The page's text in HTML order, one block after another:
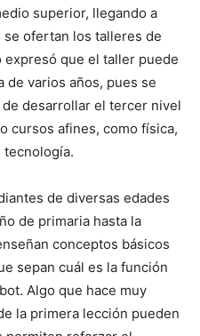
superior, llegando a
se ofertan los talleres de
expresó que el taller puede
varios años, pues se
desarrollar el tercer nivel
cursos afines, como física,
de diversas edades
de primaria hasta la
conceptos básicos
sepan cuál es la función
Algo que hace muy
la primera lección pueden